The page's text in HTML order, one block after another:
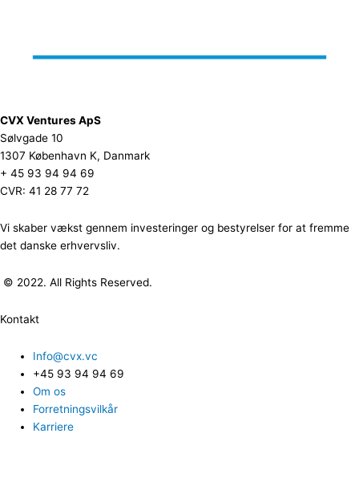
CVX Ventures ApS
Sølvgade 10
1307 København K, Danmark
+ 45 93 94 94 69
CVR: 41 28 77 72
Vi skaber vækst gennem investeringer og bestyrelser for at fremme
det danske erhvervsliv.
© 2022. All Rights Reserved.
Kontakt
Info@cvx.vc
+45 93 94 94 69
Om os
Forretningsvilkår
Karriere